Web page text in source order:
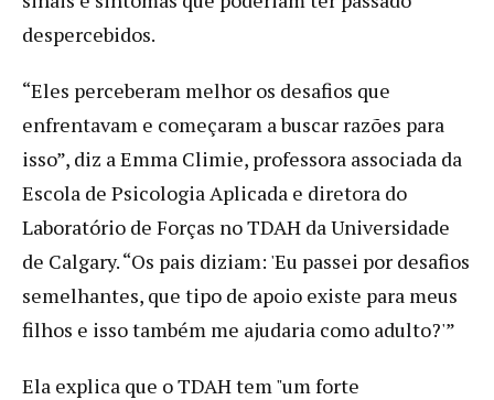
despercebidos.
“Eles perceberam melhor os desafios que
enfrentavam e começaram a buscar razões para
isso”, diz a Emma Climie, professora associada da
Escola de Psicologia Aplicada e diretora do
Laboratório de Forças no TDAH da Universidade
de Calgary. “Os pais diziam: 'Eu passei por desafios
semelhantes, que tipo de apoio existe para meus
filhos e isso também me ajudaria como adulto?'”
Ela explica que o TDAH tem "um forte